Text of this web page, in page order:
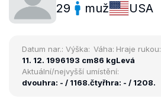
29 muž USA
Datum nar.:
11. 12. 1996
Výška:
193 cm
Váha:
86 kg
Hraje rukou:
Levá
Aktuální/nejvyšší umístění:
dvouhra: - / 1168.čtyřhra: - / 1208.